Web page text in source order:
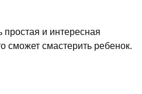
и интересная
сможет смастерить ребенок.